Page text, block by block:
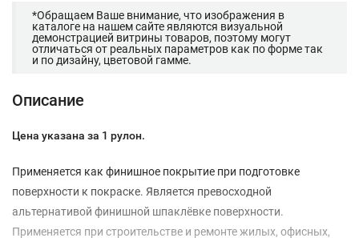
*Обращаем Ваше внимание, что изображения в
каталоге на нашем сайте являются визуальной
демонстрацией витрины товаров, поэтому могут
отличаться от реальных параметров как по форме так
и по дизайну, цветовой гамме.
Описание
Цена указана за 1 рулон.
Применяется как финишное покрытие при подготовке
поверхности к покраске. Является превосходной
альтернативой финишной шпаклёвке поверхности.
Применяется при строительстве и ремонте жилых, офисных,